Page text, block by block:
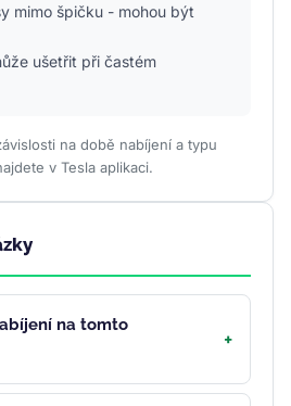
mimo špičku - mohou být
ušetřit při častém
na době nabíjení a typu
v Tesla aplikaci.
na tomto